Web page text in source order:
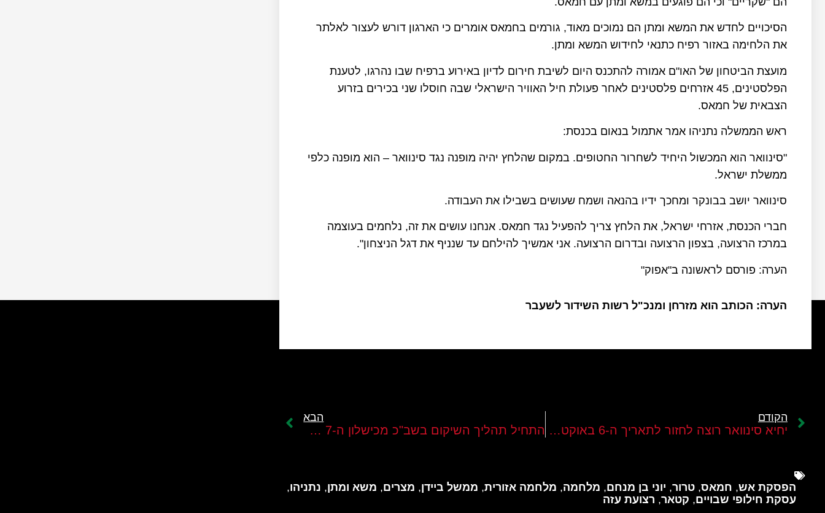
הסיכויים לחדש את המשא ומתן הם נמוכים מאוד, גורמים בחמאס אומרים כי הארגון דורש לעצור לאלתר
את הלחימה באזור רפיח כתנאי לחידוש המשא ומתן.
מועצת הביטחון של האו"ם אמורה להתכנס היום לשיבת חירום לדיון באירוע ברפיח שבו נהרגו, לטענת
הפלסטינים, 45 אזרחים פלסטינים לאחר פעולת חיל האוויר הישראלי שבה חוסלו שני בכירים בזרוע
הצבאית של חמאס.
ראש הממשלה נתניהו אמר אתמול בנאום בכנסת:
"סינוואר הוא המכשול היחיד לשחרור החטופים. במקום שהלחץ יהיה מופנה נגד סינוואר – הוא מופנה כלפי
ממשלת ישראל.
סינוואר יושב בבונקר ומחכך ידיו בהנאה ושמח שעושים בשבילו את העבודה.
חברי הכנסת, אזרחי ישראל, את הלחץ צריך להפעיל נגד חמאס. אנחנו עושים את זה, נלחמים בעוצמה
במרכז הרצועה, בצפון הרצועה ובדרום הרצועה. אני אמשיך להילחם עד שנניף את דגל הניצחון".
הערה: פורסם לראשונה ב"אפוק"
הערה: הכותב הוא מזרחן ומנכ"ל רשות השידור לשעבר
הקודם
יחיא סינוואר רוצה לחזור לתאריך ה-6 באוקטובר
הבא
התחיל תהליך השיקום בשב"כ מכישלון ה-7 באוקטובר
הפסקת אש, חמאס, טרור, יוני בן מנחם, מלחמה, מלחמה אזורית, ממשל ביידן, מצרים, משא ומתן, נתניהו,
עסקת חילופי שבויים, קטאר, רצועת עזה